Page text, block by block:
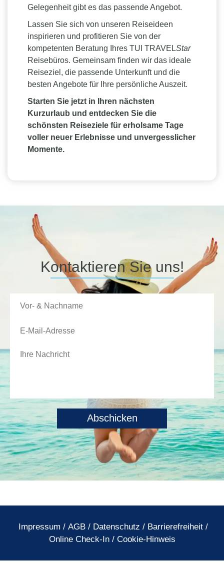
Gelegenheit gibt es das passende Angebot.
Lassen Sie sich von unseren Reiseideen
inspirieren und profitieren Sie von der
kompetenten Beratung Ihres TUI TRAVELStar
Reisebüros. Gemeinsam finden wir das ideale
Reiseziel, die passende Unterkunft und die
besten Angebote für Ihre persönliche Auszeit.
Starten Sie jetzt in Ihren nächsten
Kurzurlaub und entdecken Sie die
schönsten Reiseziele für erholsame Tage
voller neuer Erlebnisse und unvergesslicher
Momente.
Kontaktieren Sie uns!
Impressum / AGB / Datenschutz / Barrierefreiheit /
Online Check-In / Cookie-Hinweis